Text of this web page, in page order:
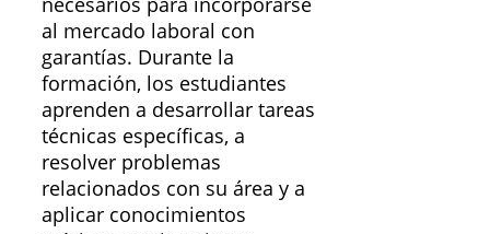
al mercado laboral con
garantías. Durante la
formación, los estudiantes
aprenden a desarrollar tareas
técnicas específicas, a
resolver problemas
relacionados con su área y a
aplicar conocimientos